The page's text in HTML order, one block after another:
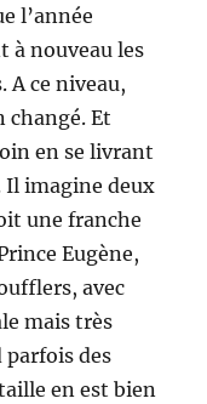
l’année
à nouveau les
A ce niveau,
changé. Et
en se livrant
Il imagine deux
une franche
Eugène,
avec
mais très
des
en est bien